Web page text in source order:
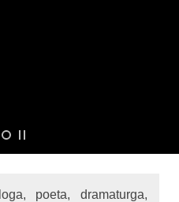
poeta, dramaturga,